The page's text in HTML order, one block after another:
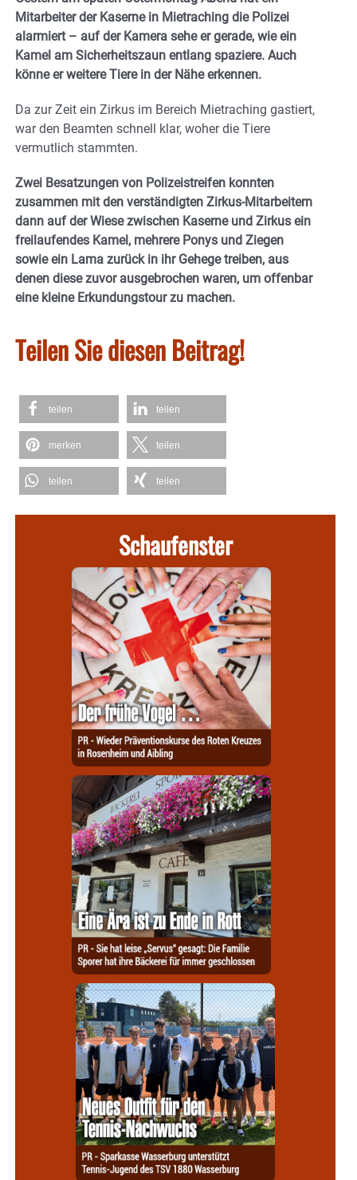
Mitarbeiter der Kaserne in Mietraching die Polizei
alarmiert – auf der Kamera sehe er gerade, wie ein
Kamel am Sicherheitszaun entlang spaziere. Auch
könne er weitere Tiere in der Nähe erkennen.
Da zur Zeit ein Zirkus im Bereich Mietraching gastiert,
war den Beamten schnell klar, woher die Tiere
vermutlich stammten.
Zwei Besatzungen von Polizeistreifen konnten
zusammen mit den verständigten Zirkus-Mitarbeitern
dann auf der Wiese zwischen Kaserne und Zirkus ein
freilaufendes Kamel, mehrere Ponys und Ziegen
sowie ein Lama zurück in ihr Gehege treiben, aus
denen diese zuvor ausgebrochen waren, um offenbar
eine kleine Erkundungstour zu machen.
Teilen Sie diesen Beitrag!
teilen teilen
merken teilen
teilen teilen
Schaufenster